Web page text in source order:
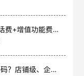
400电话收费怎么算？预存话费+赠送话费+增值功能费透明实惠
400电话在线选号怎么快速挑到心仪号码？店铺级、企业级、集团级一次看清